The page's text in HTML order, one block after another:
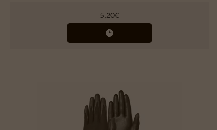
5,20€